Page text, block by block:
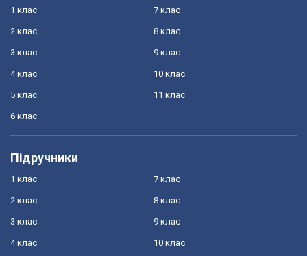
1 клас
2 клас
3 клас
4 клас
5 клас
6 клас
7 клас
8 клас
9 клас
10 клас
11 клас
Підручники
1 клас
2 клас
3 клас
4 клас
7 клас
8 клас
9 клас
10 клас